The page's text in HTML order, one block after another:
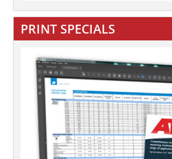
PRINT SPECIALS